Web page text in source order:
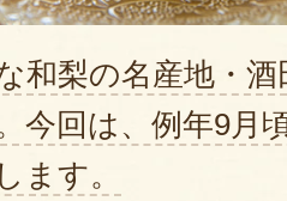
和梨の名産地・
今回は、例年9月
ます。